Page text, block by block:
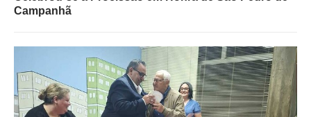
Campanhã